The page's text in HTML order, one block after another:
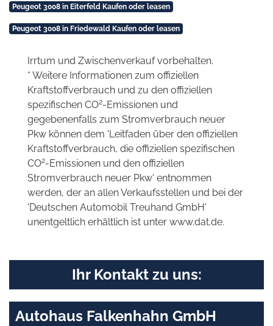
Peugeot 3008 in Eiterfeld Kaufen oder leasen
Peugeot 3008 in Friedewald Kaufen oder leasen
Irrtum und Zwischenverkauf vorbehalten.
* Weitere Informationen zum offiziellen
Kraftstoffverbrauch und zu den offiziellen
spezifischen CO2-Emissionen und
gegebenenfalls zum Stromverbrauch neuer
Pkw können dem 'Leitfaden über den offiziellen
Kraftstoffverbrauch, die offiziellen spezifischen
CO2-Emissionen und den offiziellen
Stromverbrauch neuer Pkw' entnommen
werden, der an allen Verkaufsstellen und bei der
'Deutschen Automobil Treuhand GmbH'
unentgeltlich erhältlich ist unter www.dat.de.
Ihr Kontakt zu uns:
Autohaus Falkenhahn GmbH